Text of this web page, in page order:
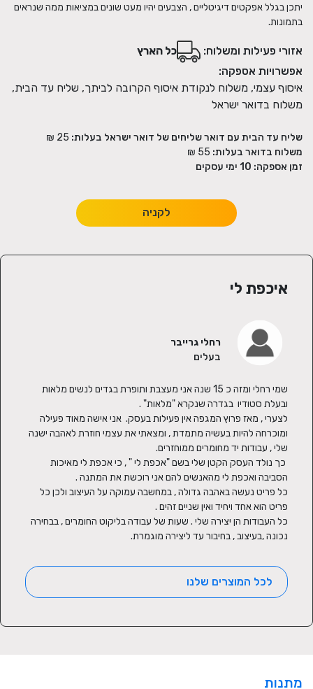
יתכן בגלל אפקטים דיגיטליים , הצבעים יהיו מעט שונים במציאות ממה שנראים
בתמונות.
אזורי פעילות ומשלוח:
כל הארץ
אפשרויות אספקה:
איסוף עצמי, משלוח לנקודת איסוף הקרובה לביתך, שליח עד הבית,
משלוח בדואר ישראל
שליח עד הבית עם דואר שליחים של דואר ישראל בעלות:
משלוח בדואר בעלות:
זמן אספקה: 10 ימי עסקים
לקניה
נכונה ,בעיצוב , בחיבור עד ליצירה מוגמרת.
לכל המוצרים שלנו
איכפת לי
רחלי גרייבר
בעלים
מתנות